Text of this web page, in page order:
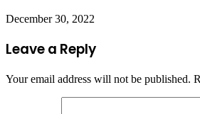
December 30, 2022
Leave a Reply
Your email address will not be published.